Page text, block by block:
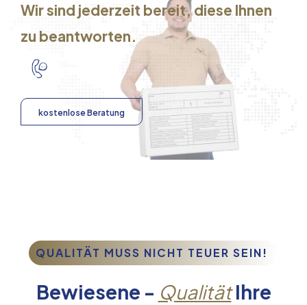
Wir sind jederzeit bereit, diese Ihnen
zu beantworten.
kostenlose Beratung
QUALITÄT MUSS NICHT TEUER SEIN!
Bewiesene - QualitätIhre